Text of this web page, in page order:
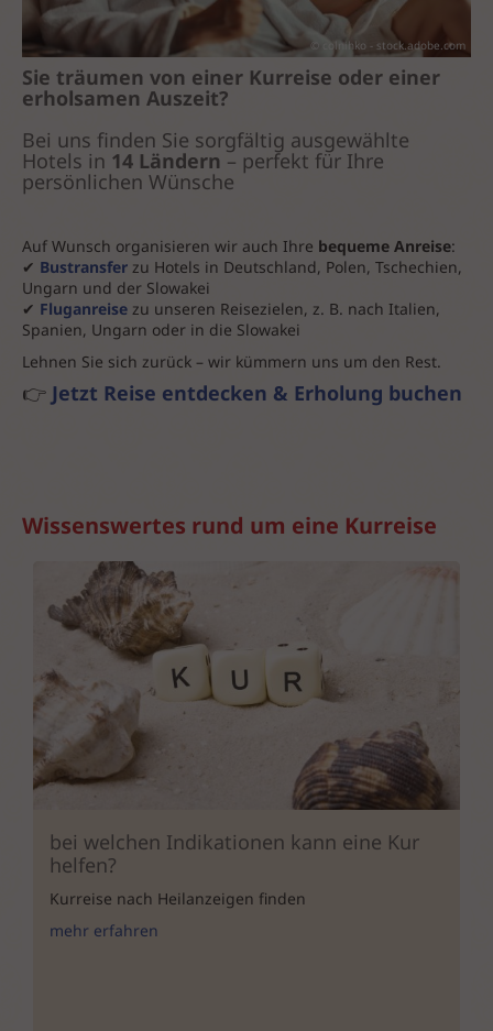
© colnihko - stock.adobe.com
Sie träumen von einer Kurreise oder einer
erholsamen Auszeit?
Bei uns finden Sie sorgfältig ausgewählte
Hotels in 14 Ländern – perfekt für Ihre
persönlichen Wünsche
Auf Wunsch organisieren wir auch Ihre bequeme Anreise:
✔ Bustransfer zu Hotels in Deutschland, Polen, Tschechien,
Ungarn und der Slowakei
✔ Fluganreise zu unseren Reisezielen, z. B. nach Italien,
Spanien, Ungarn oder in die Slowakei
Lehnen Sie sich zurück – wir kümmern uns um den Rest.
👉 Jetzt Reise entdecken & Erholung buchen
Wissenswertes rund um eine Kurreise
bei welchen Indikationen kann eine Kur
helfen?
Kurreise nach Heilanzeigen finden
mehr erfahren